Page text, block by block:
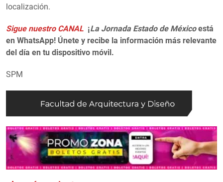
localización.
Sigue nuestro CANAL ¡La Jornada Estado de Méxicoestá
en WhatsApp! Únete y recibe la información más relevante
del día en tu dispositivo móvil.
SPM